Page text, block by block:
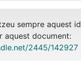
sempre aquest
aquest document:
2445/142927